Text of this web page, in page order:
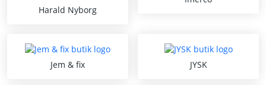
Harald Nyborg
Jem & fix JYSK